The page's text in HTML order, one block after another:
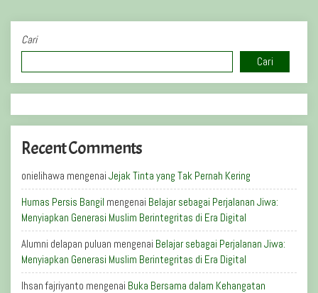
Cari
Cari
Recent Comments
onielihawa mengenai Jejak Tinta yang Tak Pernah Kering
Humas Persis Bangil mengenai Belajar sebagai Perjalanan Jiwa:
Menyiapkan Generasi Muslim Berintegritas di Era Digital
Alumni delapan puluan mengenai Belajar sebagai Perjalanan Jiwa:
Menyiapkan Generasi Muslim Berintegritas di Era Digital
Ihsan fajriyanto mengenai Buka Bersama dalam Kehangatan